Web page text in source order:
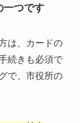
一つです
は、カードの
続きも必須で
で、市役所の